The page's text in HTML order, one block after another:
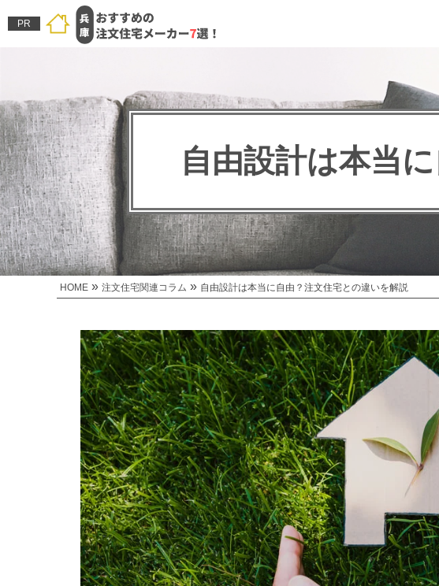
PR
自由設計は本当
HOME » 注文住宅関連コラム » 自由設計は本当に自由？注文住宅との違いを解説